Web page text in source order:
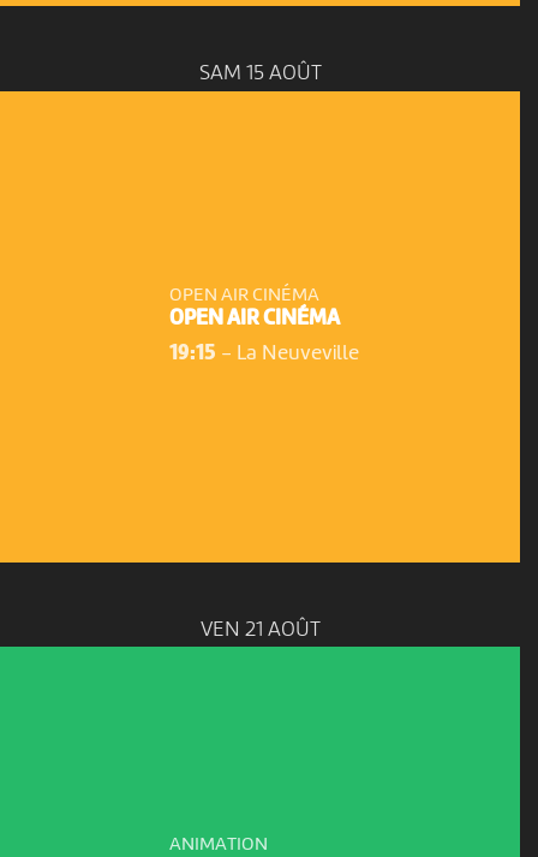
SAM 15 AOÛT
OPEN AIR CINÉMA
OPEN AIR CINÉMA
19:15 - La Neuveville
VEN 21 AOÛT
ANIMATION